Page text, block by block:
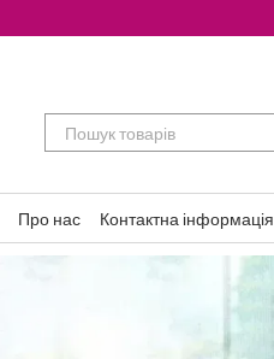
Про нас Контактна інформація